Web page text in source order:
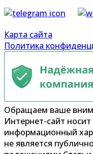
Карта сайта
Политика
Обращаем ваше
Интернет-сайт
информационный
не является